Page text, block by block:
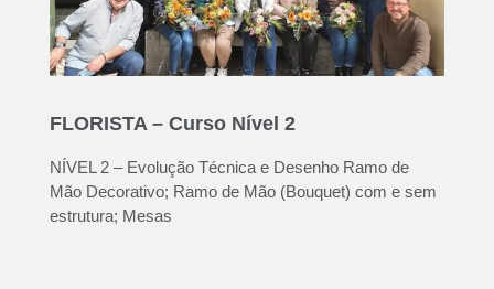
FLORISTA – Curso Nível 2
NÍVEL 2 – Evolução Técnica e Desenho Ramo de
Mão Decorativo; Ramo de Mão (Bouquet) com e sem
estrutura; Mesas